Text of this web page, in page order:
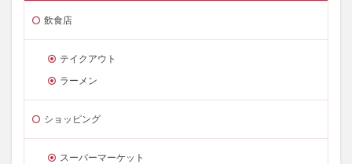
飲食店
テイクアウト
ラーメン
ショッピング
スーパーマーケット